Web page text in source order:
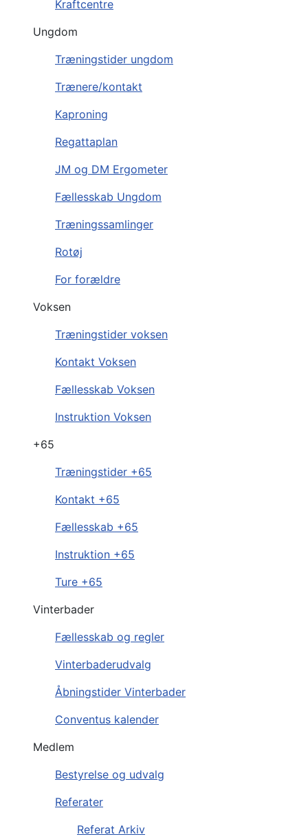
Kraftcentre
Ungdom
Træningstider ungdom
Trænere/kontakt
Kaproning
Regattaplan
JM og DM Ergometer
Fællesskab Ungdom
Træningssamlinger
Rotøj
For forældre
Voksen
Træningstider voksen
Kontakt Voksen
Fællesskab Voksen
Instruktion Voksen
+65
Træningstider +65
Kontakt +65
Fællesskab +65
Instruktion +65
Ture +65
Vinterbader
Fællesskab og regler
Vinterbaderudvalg
Åbningstider Vinterbader
Conventus kalender
Medlem
Bestyrelse og udvalg
Referater
Referat Arkiv